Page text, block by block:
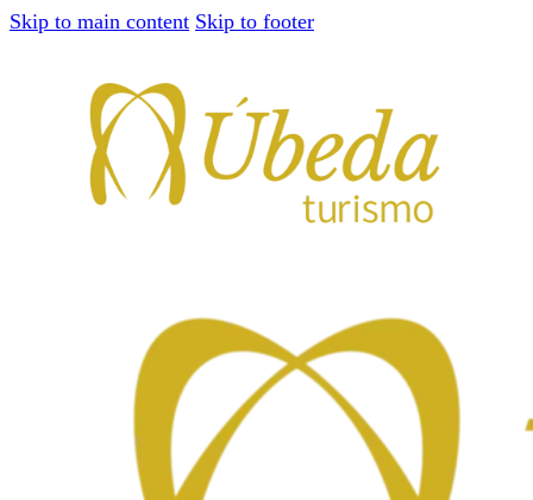
Skip to main content Skip to footer